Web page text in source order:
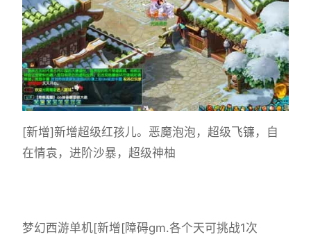
[新增]新增超级红孩儿。恶魔泡泡，超级飞镰，自
在情袁，进阶沙暴，超级神柚
梦幻西游单机[新增[障碍gm.各个天可挑战1次